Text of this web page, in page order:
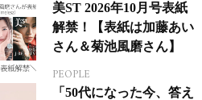
美ST 2026年10月号表紙
解禁！【表紙は加藤あい
さん＆菊池風磨さん】
PEOPLE
「50代になった今、答え